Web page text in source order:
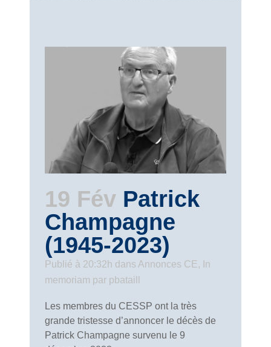
19 Fév Patrick
Champagne
(1945-2023)
Publié à 20:32h dans Annonces CE, In
memoriam par pbataill
Les membres du CESSP ont la très
grande tristesse d’annoncer le décès de
Patrick Champagne survenu le 9